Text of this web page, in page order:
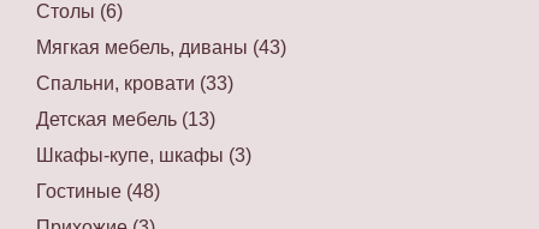
Столы (6)
Мягкая мебель, диваны (43)
Спальни, кровати (33)
Детская мебель (13)
Шкафы-купе, шкафы (3)
Гостиные (48)